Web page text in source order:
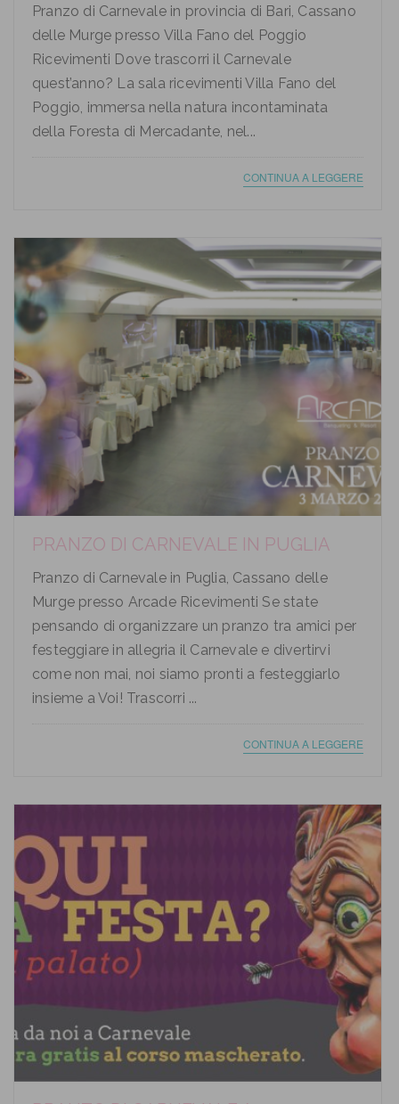
Pranzo di Carnevale in provincia di Bari, Cassano
delle Murge presso Villa Fano del Poggio
Ricevimenti Dove trascorri il Carnevale
quest’anno? La sala ricevimenti Villa Fano del
Poggio, immersa nella natura incontaminata
della Foresta di Mercadante, nel...
CONTINUA A LEGGERE
PRANZO DI CARNEVALE IN PUGLIA
Pranzo di Carnevale in Puglia, Cassano delle
Murge presso Arcade Ricevimenti Se state
pensando di organizzare un pranzo tra amici per
festeggiare in allegria il Carnevale e divertirvi
come non mai, noi siamo pronti a festeggiarlo
insieme a Voi! Trascorri ...
CONTINUA A LEGGERE